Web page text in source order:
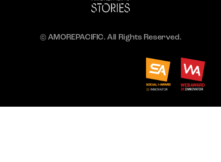
© AMOREPACIFIC. All Rights Reserved.